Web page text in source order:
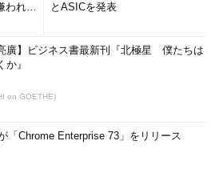
われな
とASICを発表
廣】ビジネス書最新刊『北極星 僕たちは
か』
on GOETHE)
「Chrome Enterprise 73」をリリース